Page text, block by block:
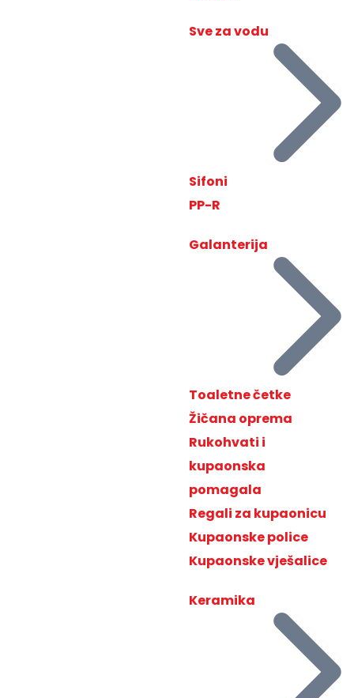
Sve za vodu
Sifoni
PP-R
Galanterija
Toaletne četke
Žičana oprema
Rukohvati i
kupaonska
pomagala
Regali za kupaonicu
Kupaonske police
Kupaonske vješalice
Keramika